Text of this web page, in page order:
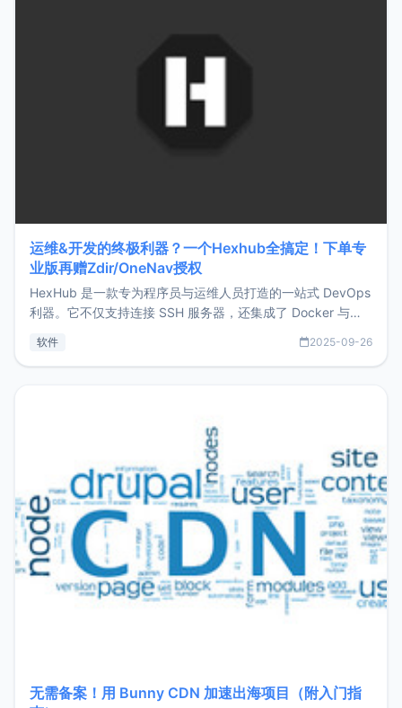
运维&开发的终极利器？一个Hexhub全搞定！下单专
业版再赠Zdir/OneNav授权
HexHub 是一款专为程序员与运维人员打造的一站式 DevOps
利器。它不仅支持连接 SSH 服务器，还集成了 Docker 与常
件间频繁切换，仅凭 HexHub 即可同时搞定运维与数据库操
软件 2025-09-26
无需备案！用 Bunny CDN 加速出海项目（附入门指